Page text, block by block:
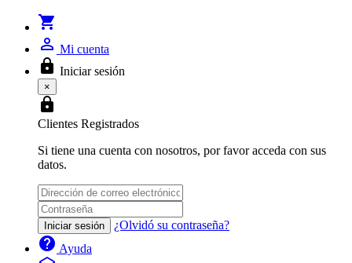
shopping_cart
person_outline Mi cuenta
lock Iniciar sesión
×
lock
Clientes Registrados
Si tiene una cuenta con nosotros, por favor acceda con sus
datos.
Iniciar sesión ¿Olvidó su contraseña?
help Ayuda